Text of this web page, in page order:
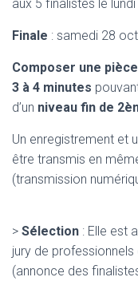
aux 5 finalistes le
Finale : samedi 28
Composer une
3 à 4 minutes
d’un niveau fin de
Un enregistrement et
être transmis en
(transmission
> Sélection : Elle est
jury de
(annonce des